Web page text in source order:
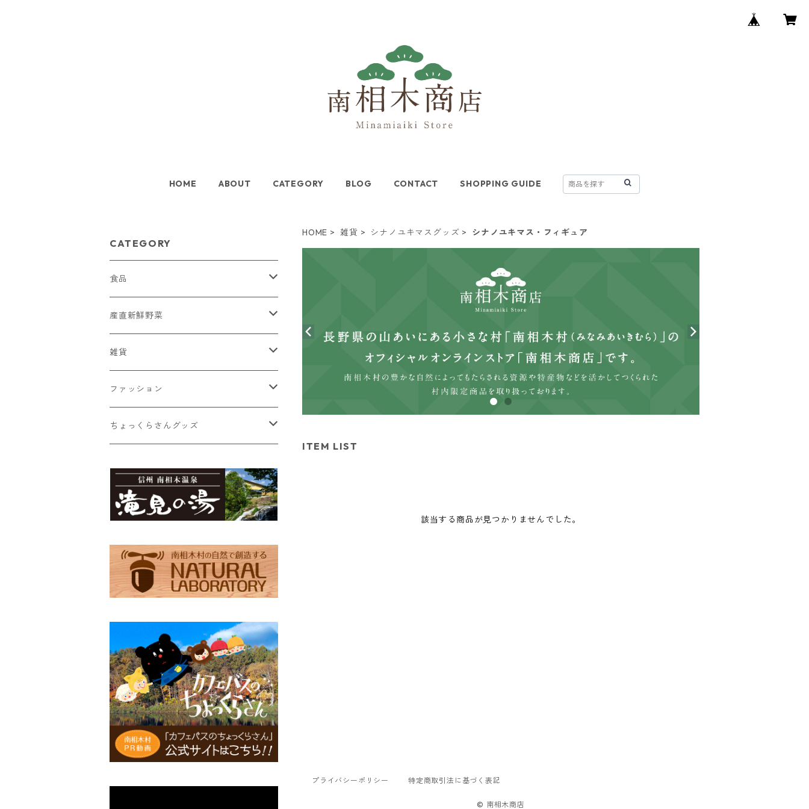
HOME ABOUT CATEGORY BLOG CONTACT SHOPPING GUIDE
HOME 雑貨 シナノユキマスグッズ シナノユキマス・フィギュア
ITEM LIST
該当する商品が見つかりませんでした。
CATEGORY
食品
菓子
蕎麦ころりん
そば
市兵衛そば
市兵衛そば（3袋入り）
加工品
もろこしスープ（ドライ）
食べるビーツドレッシング（大）
飲料類
蕎麦珈琲「実ト豆」（ビン）
産直新鮮野菜
おまかせ新鮮野菜詰め合わせ
とうもろこし
雑貨
Moccai
Moccai・ストラップ
Moccai・48ピースパック
シナノユキマスグッズ
シナノユキマス・フィギュア
御座山ピンバッジ
滝見の湯オリジナルグッズ
滝見の湯エコバッグ（Lサイズ）
ファッション
NANGA × MINAMIAIKI
ちょっくらさんグッズ
グレイ
ちょっくらさん・クリアファイル
プライバシーポリシー 特定商取引法に基づく表記
© 南相木商店